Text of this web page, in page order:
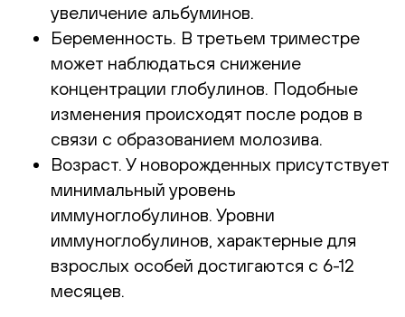
увеличение альбуминов.
Беременность. В третьем триместре
может наблюдаться снижение
концентрации глобулинов. Подобные
изменения происходят после родов в
связи с образованием молозива.
Возраст. У новорожденных присутствует
минимальный уровень
иммуноглобулинов. Уровни
иммуноглобулинов, характерные для
взрослых особей достигаются с 6-12
месяцев.